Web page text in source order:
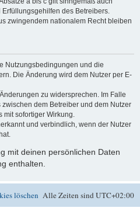
des Betreibers.
zwingendem nationalem Recht bleiben
Nutzungsbedingungen und die
Die Änderung wird dem Nutzer per E-
zu widersprechen. Im Falle
dem Betreiber und dem Nutzer
sofortiger Wirkung.
und verbindlich, wenn der Nutzer
mit deinen persönlichen Daten
enthalten.
Alle Zeiten sindUTC+02:00
löschen